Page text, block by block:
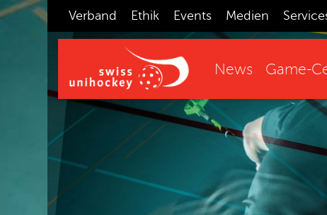
Verband Ethik Events Medien
News Game-